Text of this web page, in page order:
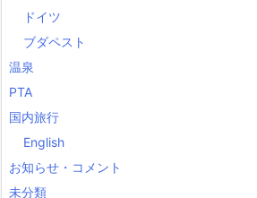
ドイツ
ブダペスト
温泉
PTA
国内旅行
English
お知らせ・コメント
未分類